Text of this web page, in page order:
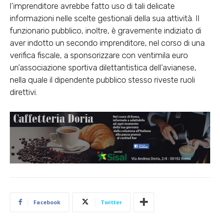
l’imprenditore avrebbe fatto uso di tali delicate
informazioni nelle scelte gestionali della sua attività. Il
funzionario pubblico, inoltre, è gravemente indiziato di
aver indotto un secondo imprenditore, nel corso di una
verifica fiscale, a sponsorizzare con ventimila euro
un’associazione sportiva dilettantistica dell’avianese,
nella quale il dipendente pubblico stesso riveste ruoli
direttivi.
Facebook Twitter